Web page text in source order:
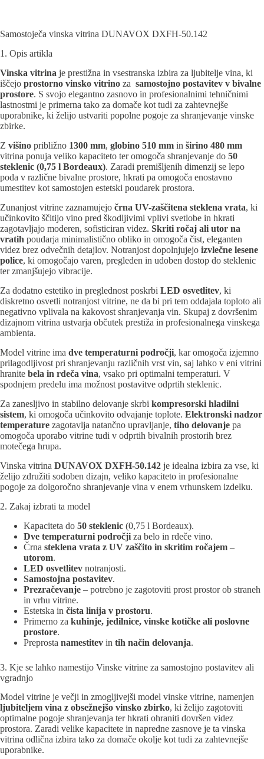
Samostoječa vinska vitrina DUNAVOX DXFH-50.142
1. Opis artikla
Vinska vitrina je prestižna in vsestranska izbira za ljubitelje vina, ki
iščejo prostorno vinsko vitrino za samostojno postavitev v bivalne
prostore. S svojo elegantno zasnovo in profesionalnimi tehničnimi
lastnostmi je primerna tako za domače kot tudi za zahtevnejše
uporabnike, ki želijo ustvariti popolne pogoje za shranjevanje vinske
zbirke.
Z višino približno 1300 mm, globino 510 mm in širino 480 mm
vitrina ponuja veliko kapaciteto ter omogoča shranjevanje do 50
steklenic (0,75 l Bordeaux). Zaradi premišljenih dimenzij se lepo
poda v različne bivalne prostore, hkrati pa omogoča enostavno
umestitev kot samostojen estetski poudarek prostora.
Zunanjost vitrine zaznamujejo črna UV-zaščitena steklena vrata, ki
učinkovito ščitijo vino pred škodljivimi vplivi svetlobe in hkrati
zagotavljajo moderen, sofisticiran videz. Skriti ročaj ali utor na
vratih poudarja minimalistično obliko in omogoča čist, eleganten
videz brez odvečnih detajlov. Notranjost dopolnjujejo izvlečne lesene
police, ki omogočajo varen, pregleden in udoben dostop do steklenic
ter zmanjšujejo vibracije.
Za dodatno estetiko in preglednost poskrbi LED osvetlitev, ki
diskretno osvetli notranjost vitrine, ne da bi pri tem oddajala toploto ali
negativno vplivala na kakovost shranjevanja vin. Skupaj z dovršenim
dizajnom vitrina ustvarja občutek prestiža in profesionalnega vinskega
ambienta.
Model vitrine ima dve temperaturni področji, kar omogoča izjemno
prilagodljivost pri shranjevanju različnih vrst vin, saj lahko v eni vitrini
hranite bela in rdeča vina, vsako pri optimalni temperaturi. V
spodnjem predelu ima možnost postavitve odprtih steklenic.
Za zanesljivo in stabilno delovanje skrbi kompresorski hladilni
sistem, ki omogoča učinkovito odvajanje toplote. Elektronski nadzor
temperature zagotavlja natančno upravljanje, tiho delovanje pa
omogoča uporabo vitrine tudi v odprtih bivalnih prostorih brez
motečega hrupa.
Vinska vitrina DUNAVOX DXFH-50.142 je idealna izbira za vse, ki
želijo združiti sodoben dizajn, veliko kapaciteto in profesionalne
pogoje za dolgoročno shranjevanje vina v enem vrhunskem izdelku.
2. Zakaj izbrati ta model
Kapaciteta do 50 steklenic (0,75 l Bordeaux).
Dve temperaturni področji za belo in rdeče vino.
Črna steklena vrata z UV zaščito in skritim ročajem –
utorom.
LED osvetlitev notranjosti.
Samostojna postavitev.
Prezračevanje – potrebno je zagotoviti prost prostor ob straneh
in vrhu vitrine.
Estetska in čista linija v prostoru.
Primerno za kuhinje, jedilnice, vinske kotičke ali poslovne
prostore.
Preprosta namestitev in tih način delovanja.
3. Kje se lahko namestijo Vinske vitrine za samostojno postavitev ali
vgradnjo
Model vitrine je večji in zmogljivejši model vinske vitrine, namenjen
ljubiteljem vina z obsežnejšo vinsko zbirko, ki želijo zagotoviti
optimalne pogoje shranjevanja ter hkrati ohraniti dovršen videz
prostora. Zaradi velike kapacitete in napredne zasnove je ta vinska
vitrina odlična izbira tako za domače okolje kot tudi za zahtevnejše
uporabnike.